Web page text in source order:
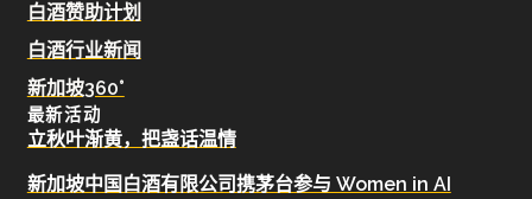
白酒赞助计划
白酒行业新闻
新加坡360°
最新活动
立秋叶渐黄，把盏话温情
新加坡中国白酒有限公司携茅台参与 Women in AI